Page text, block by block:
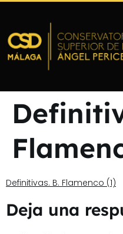
Definitivas. B. Flamenco (1)
Deja una